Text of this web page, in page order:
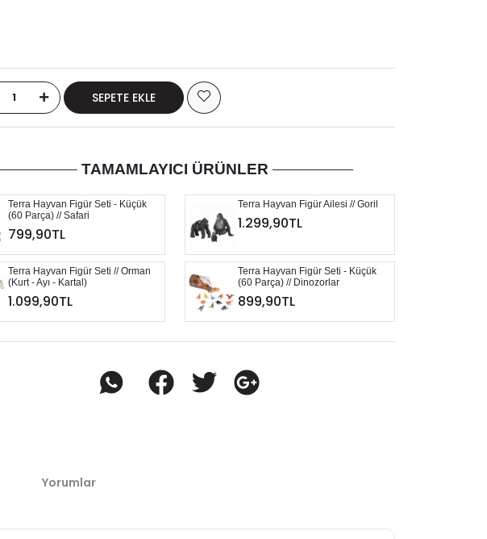
SEPETE EKLE
TAMAMLAYICI ÜRÜNLER
Terra Hayvan Figür Seti - Küçük
(60 Parça) // Safari
799,90TL
Terra Hayvan Figür Ailesi // Goril
1.299,90TL
Terra Hayvan Figür Seti // Orman
(Kurt - Ayı - Kartal)
1.099,90TL
Terra Hayvan Figür Seti - Küçük
(60 Parça) // Dinozorlar
899,90TL
Yorumlar